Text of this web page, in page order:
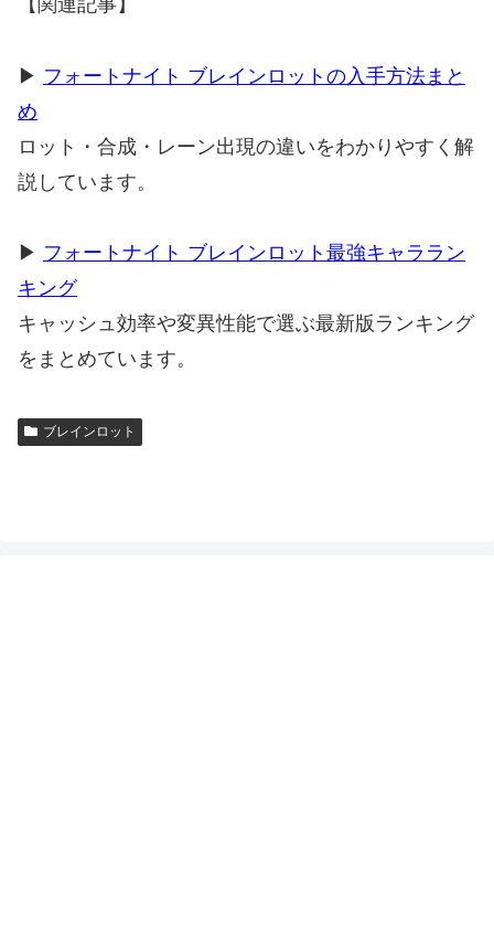
【関連記事】
▶ フォートナイト ブレインロットの入手方法まと
め
ロット・合成・レーン出現の違いをわかりやすく解
説しています。
▶ フォートナイト ブレインロット最強キャララン
キング
キャッシュ効率や変異性能で選ぶ最新版ランキング
をまとめています。
ブレインロット